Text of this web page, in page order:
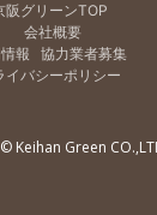
阪グリーンTOP
会社概要
報
協力業者募集
イバシーポリシー
Keihan Green